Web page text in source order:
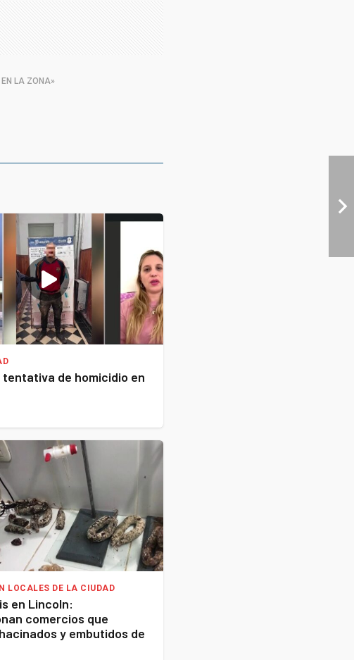
EN LA ZONA»
tentativa de homicidio en
LOCALES DE LA CIUDAD
en Lincoln:
comercios que
y embutidos de